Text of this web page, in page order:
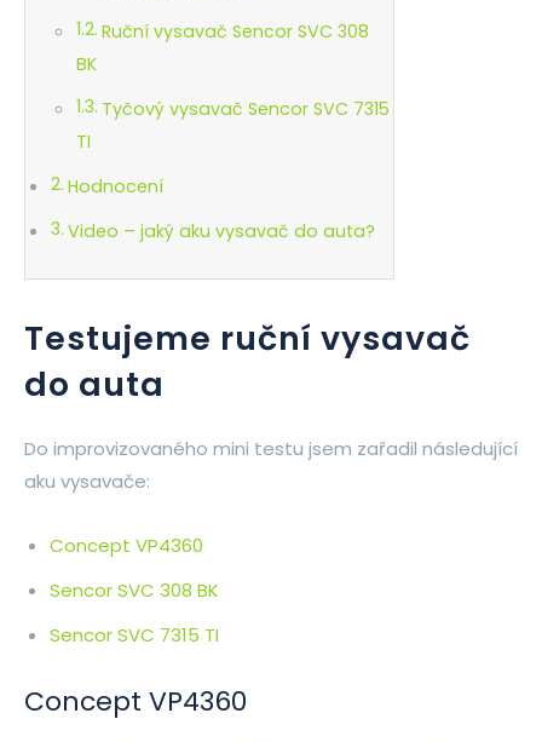
Ruční vysavač Sencor SVC 308
BK
Tyčový vysavač Sencor SVC 7315
TI
Hodnocení
Video – jaký aku vysavač do auta?
Testujeme ruční vysavač
do auta
Do improvizovaného mini testu jsem zařadil následující
aku vysavače:
Concept VP4360
Sencor SVC 308 BK
Sencor SVC 7315 TI
Concept VP4360